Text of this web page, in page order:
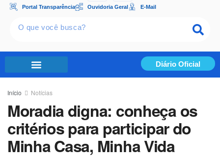
Portal Transparência Ouvidoria Geral E-Mail
Diário Oficial
Início Notícias
Moradia digna: conheça os
critérios para participar do
Minha Casa, Minha Vida